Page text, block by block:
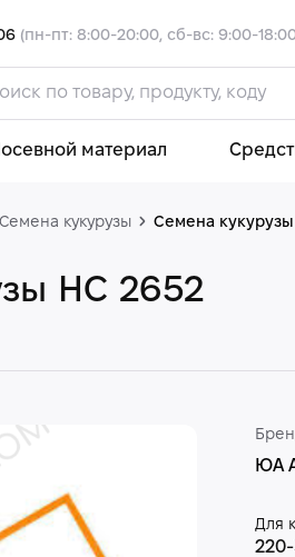
(пн-пт: 8:00-20:00, сб-вс: 9:00-
материал
Семена кукурузы Семена
НС 2652
ЮА
Для